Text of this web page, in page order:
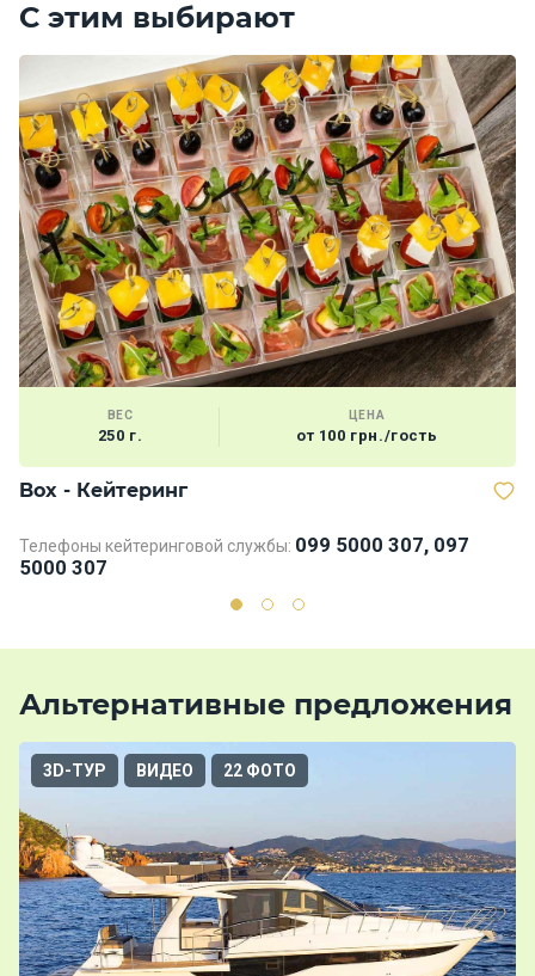
С этим выбирают
ВЕС
250 г.
ЦЕНА
от 100 грн./гость
Box - Кейтеринг
Телефоны кейтеринговой службы: 099 5000 307, 097
5000 307
Альтернативные предложения
3D-ТУР ВИДЕО 22 ФОТО